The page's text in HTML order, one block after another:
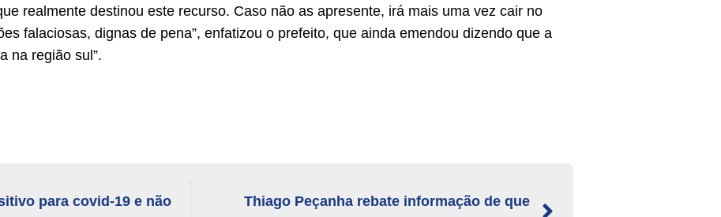
realmente destinou este recurso. Caso não as apresente, irá mais uma vez cair no
falaciosas, dignas de pena”, enfatizou o prefeito, que ainda emendou dizendo que a
na região sul”.
para covid-19 e não
Thiago Peçanha rebate informação de que